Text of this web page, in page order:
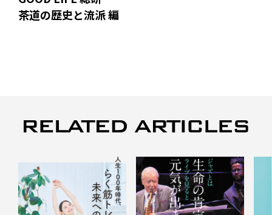
茶道の歴史と流派 編